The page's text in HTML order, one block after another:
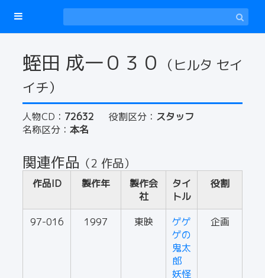
蛭田 成一０３０
（ヒルタ セイ
イチ）
人物CD： 72632 役割区分： スタッフ
名称区分： 本名
関連作品 （2 作品）
作品ID 製作年
製作会
社
タイ
トル
役割
97-016 1997 東映
ゲゲ
ゲの
鬼太
郎
妖怪
企画